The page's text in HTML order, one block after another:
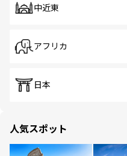
中近東
アフリカ
日本
人気スポット